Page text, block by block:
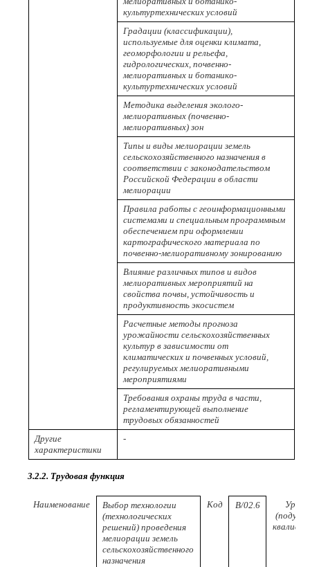
культуртехнических условий
Градации (классификации),
используемые для оценки климата,
геоморфологии и рельефа,
гидрологических, почвенно-
мелиоративных и ботанико-
культуртехнических условий
Методика выделения эколого-
мелиоративных (почвенно-
мелиоративных) зон
Типы и виды мелиорации земель
сельскохозяйственного назначения в
соответствии с законодательством
Российской Федерации в области
мелиорации
Правила работы с геоинформационными
системами и специальным программным
обеспечением при оформлении
картографического материала по
почвенно-мелиоративному зонированию
Влияние различных типов и видов
мелиоративных мероприятий на
свойства почвы, устойчивость и
продуктивность экосистем
Расчетные методы прогноза
урожайности сельскохозяйственных
культур в зависимости от
климатических и почвенных условий,
регулируемых мелиоративными
мероприятиями
Требования охраны труда в части,
регламентирующей выполнение
трудовых обязанностей
Другие
характеристики
-
3.2.2. Трудовая функция
Наименование
Выбор технологии
(технологических
решений) проведения
мелиорации земель
сельскохозяйственного
назначения
Код B/02.6